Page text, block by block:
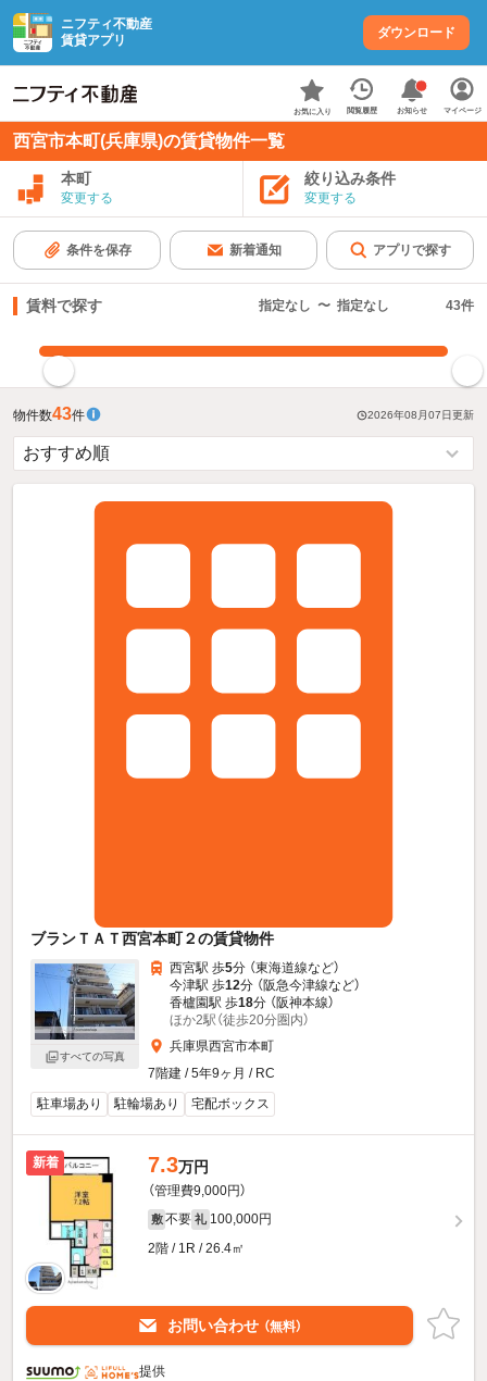
ニフティ不動産
賃貸アプリ
ダウンロード
お気に入り 閲覧履歴 お知らせ マイページ
西宮市本町(兵庫県)の賃貸物件一覧
本町
変更する
絞り込み条件
変更する
条件を保存 新着通知 アプリで探す
賃料で探す 指定なし 〜 指定なし 43件
物件数43件 2026年08月07日更新
ブランＴＡＴ西宮本町２の賃貸物件
すべての写真
西宮駅 歩5分 （東海道線など）
今津駅 歩12分 （阪急今津線など）
香櫨園駅 歩18分 （阪神本線）
ほか2駅（徒歩20分圏内）
兵庫県西宮市本町
7階建 / 5年9ヶ月 / RC
駐車場あり
駐輪場あり 宅配ボックス
新着 7.3万円
（管理費9,000円）
敷 不要 礼 100,000円
2階 / 1R / 26.4㎡
お問い合わせ （無料）
提供